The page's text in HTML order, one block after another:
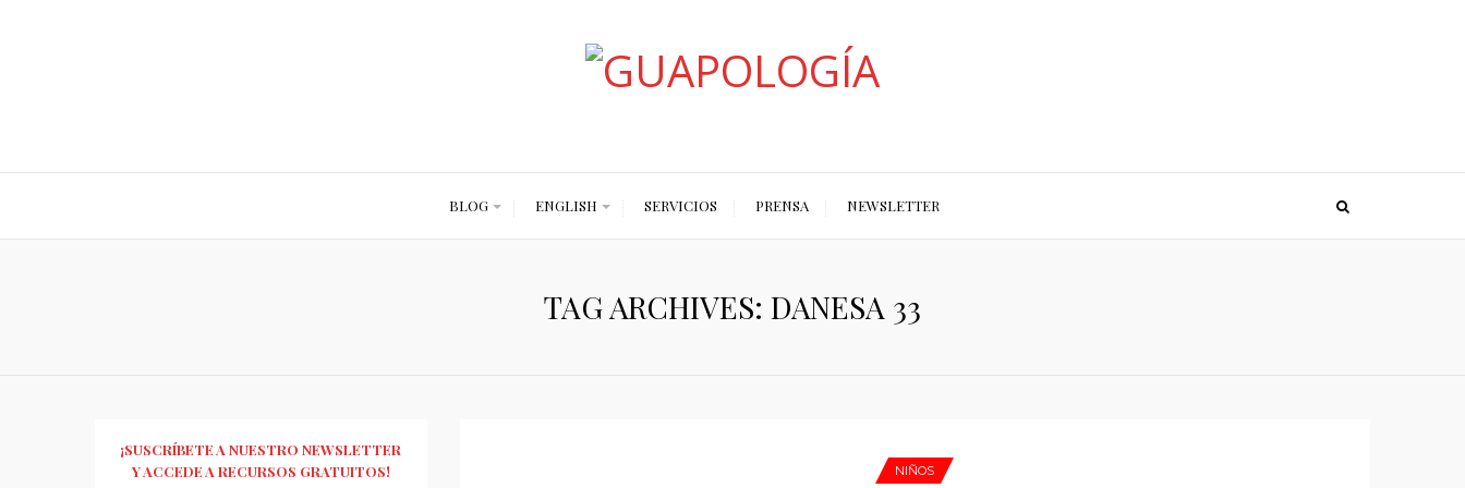
BLOG ENGLISH SERVICIOS PRENSA NEWSLETTER
TAG ARCHIVES: DANESA 33
NIÑOS
¡SUSCRÍBETE A NUESTRO NEWSLETTER
Y ACCEDE A RECURSOS GRATUITOS!